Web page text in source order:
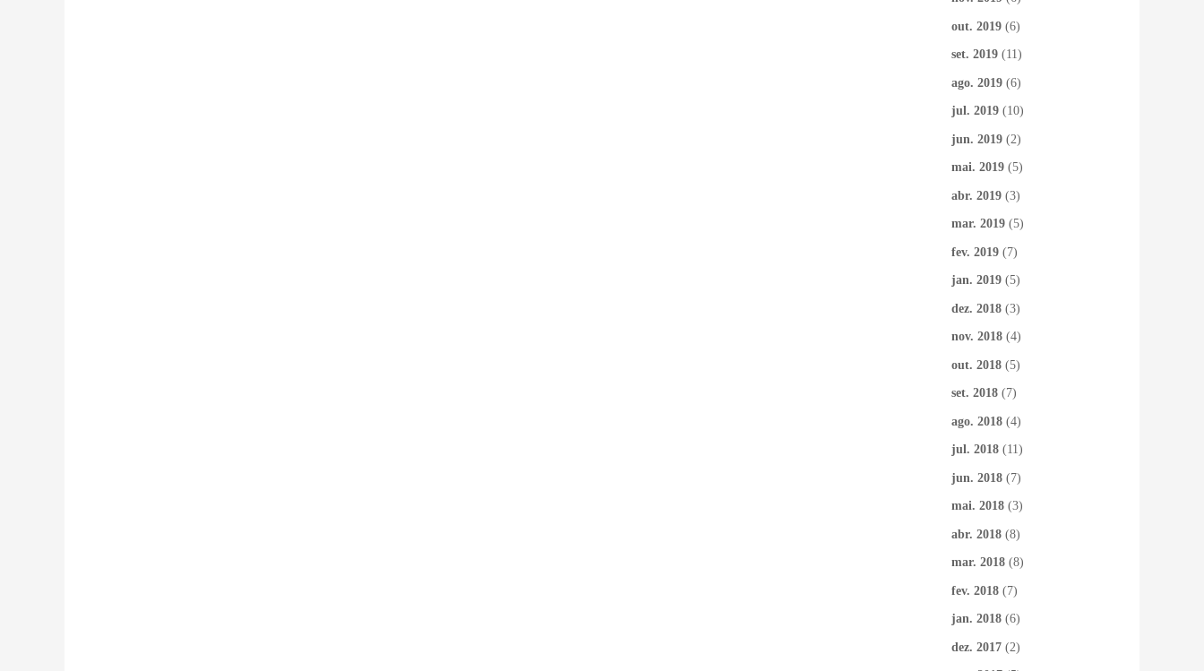
out. 2019 (6)
set. 2019 (11)
ago. 2019 (6)
jul. 2019 (10)
jun. 2019 (2)
mai. 2019 (5)
abr. 2019 (3)
mar. 2019 (5)
fev. 2019 (7)
jan. 2019 (5)
dez. 2018 (3)
nov. 2018 (4)
out. 2018 (5)
set. 2018 (7)
ago. 2018 (4)
jul. 2018 (11)
jun. 2018 (7)
mai. 2018 (3)
abr. 2018 (8)
mar. 2018 (8)
fev. 2018 (7)
jan. 2018 (6)
dez. 2017 (2)